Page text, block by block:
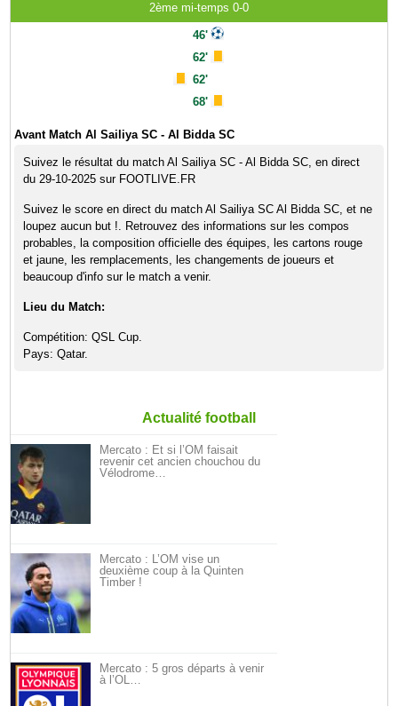
2ème mi-temps 0-0
46'
62'
62'
68'
Avant Match Al Sailiya SC - Al Bidda SC
Suivez le résultat du match Al Sailiya SC - Al Bidda SC, en direct
du 29-10-2025 sur FOOTLIVE.FR
Suivez le score en direct du match Al Sailiya SC Al Bidda SC, et ne
loupez aucun but !. Retrouvez des informations sur les compos
probables, la composition officielle des équipes, les cartons rouge
et jaune, les remplacements, les changements de joueurs et
beaucoup d'info sur le match a venir.
Lieu du Match:
Compétition: QSL Cup.
Pays: Qatar.
Actualité football
Mercato : Et si l’OM faisait
revenir cet ancien chouchou du
Vélodrome…
Mercato : L’OM vise un
deuxième coup à la Quinten
Timber !
Mercato : 5 gros départs à venir
à l’OL…